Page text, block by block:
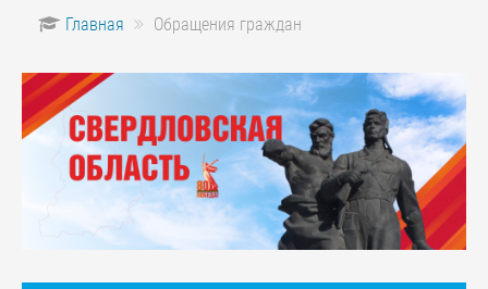
Главная Обращения граждан